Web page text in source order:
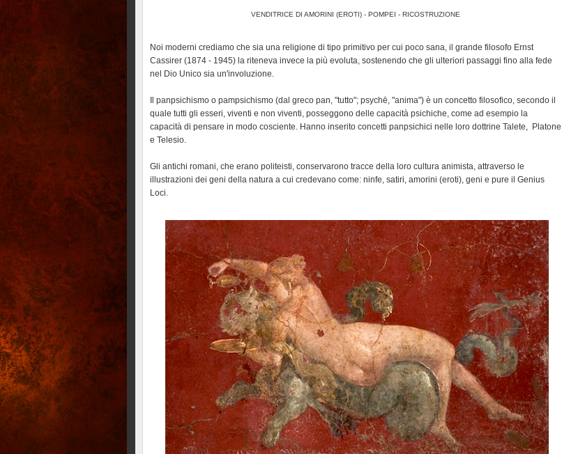
VENDITRICE DI AMORINI (EROTI) - POMPEI - RICOSTRUZIONE
Noi moderni crediamo che sia una religione di tipo primitivo per cui poco sana, il grande filosofo Ernst
Cassirer (1874 - 1945) la riteneva invece la più evoluta, sostenendo che gli ulteriori passaggi fino alla fede
nel Dio Unico sia un'involuzione.
Il panpsichismo o pampsichismo (dal greco pan, "tutto"; psychē, "anima") è un concetto filosofico, secondo il
quale tutti gli esseri, viventi e non viventi, posseggono delle capacità psichiche, come ad esempio la
capacità di pensare in modo cosciente. Hanno inserito concetti panpsichici nelle loro dottrine Talete, Platone
e Telesio.
Gli antichi romani, che erano politeisti, conservarono tracce della loro cultura animista, attraverso le
illustrazioni dei geni della natura a cui credevano come: ninfe, satiri, amorini (eroti), geni e pure il Genius
Loci.